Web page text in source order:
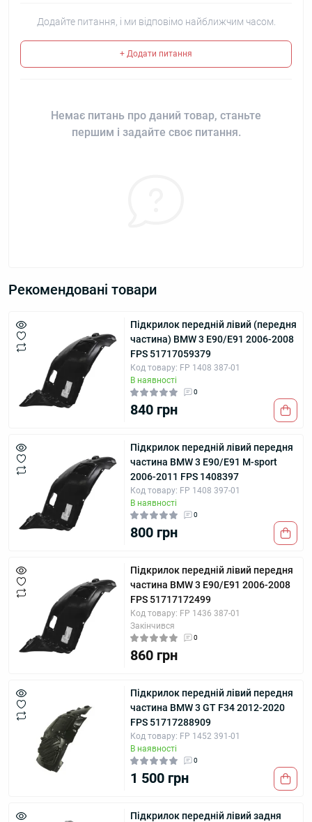
Додайте питання, і ми відповімо найближчим часом.
+ Додати питання
Немає питань про даний товар, станьте
першим і задайте своє питання.
Рекомендовані товари
Підкрилок передній лівий (передня
частина) BMW 3 E90/E91 2006-2008
FPS 51717059379
Код товару: FP 1408 387-01
В наявності
0
840 грн
Підкрилок передній лівий передня
частина BMW 3 E90/E91 M-sport
2006-2011 FPS 1408397
Код товару: FP 1408 397-01
В наявності
0
800 грн
Підкрилок передній лівий передня
частина BMW 3 E90/E91 2006-2008
FPS 51717172499
Код товару: FP 1436 387-01
Закінчився
0
860 грн
Підкрилок передній лівий передня
частина BMW 3 GT F34 2012-2020
FPS 51717288909
Код товару: FP 1452 391-01
В наявності
0
1 500 грн
Підкрилок передній лівий задня